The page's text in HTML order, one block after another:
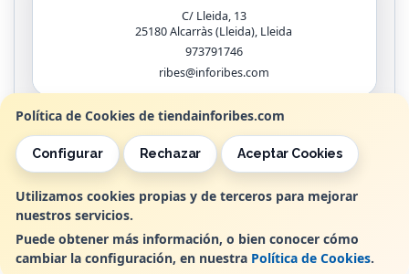
Política de Cookies de tiendainforibes.com
Configurar Rechazar Aceptar Cookies
Utilizamos cookies propias y de terceros para mejorar
nuestros servicios.
Puede obtener más información, o bien conocer cómo
cambiar la configuración, en nuestra Política de Cookies.
C/ Lleida, 13
25180Alcarràs (Lleida), Lleida
973791746
ribes@inforibes.com
Horario
de 9:00am - 13:30am / 17:00pm - 20:00pm
, , , , España. - C.I.F.: B25362799 - Tfno: